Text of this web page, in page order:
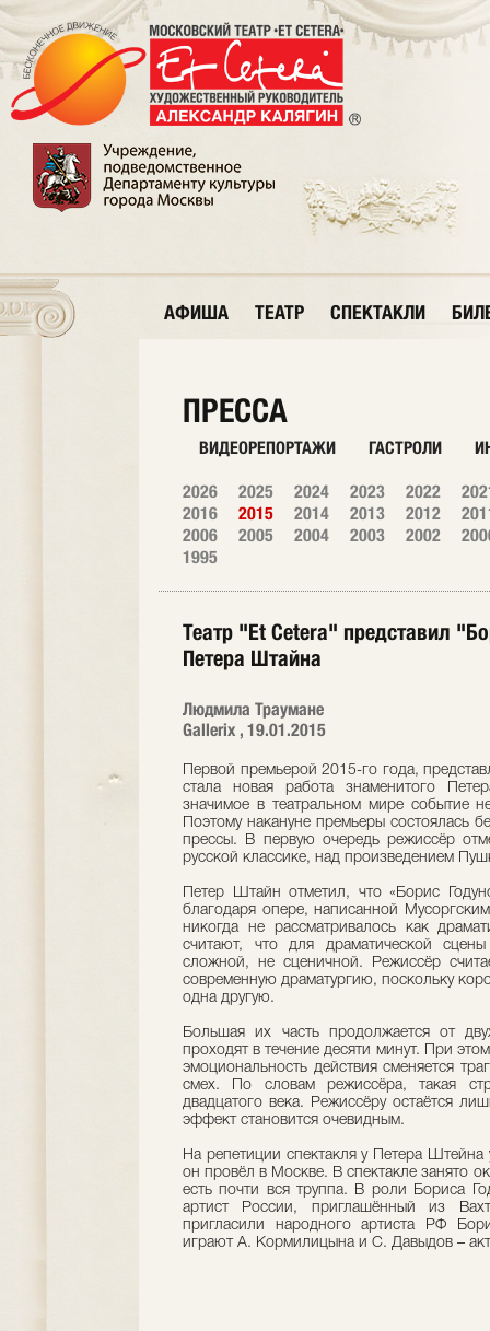
АФИША ТЕАТР СПЕКТАКЛИ
ПРЕССА
ВИДЕОРЕПОРТАЖИ ГАСТРОЛИ
2026 2025 2024 2023 2022
2016
2015 2014 2013 2012
2006
2005 2004 2003 2002
1995
Театр "Et Cetera" представил
Петера Штайна
Людмила Траумане
Gallerix , 19.01.2015
Первой премьерой 2015-го года,
стала новая работа знаменитого
значимое в театральном мире событие
Поэтому накануне премьеры состоялась
прессы. В первую очередь режиссёр
русской классике, над произведением
Петер Штайн отметил, что «Борис
благодаря опере, написанной
никогда не рассматривалось как
считают, что для драматической
сложной, не сценичной. Режиссёр
современную драматургию, поскольку
одна другую.
Большая их часть продолжается от
проходят в течение десяти минут. При
эмоциональность действия сменяется
смех. По словам режиссёра, такая
двадцатого века. Режиссёру остаётся
эффект становится очевидным.
На репетиции спектакля у Петера
он провёл в Москве. В спектакле занято
есть почти вся труппа. В роли Бориса
артист России, приглашённый из
пригласили народного артиста РФ
играют А. Кормилицына и С. Давыдов –